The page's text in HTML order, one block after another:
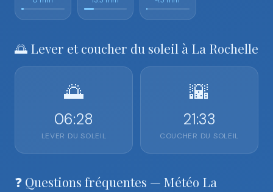
🌅 Lever et coucher du soleil à La Rochelle
🌅
06:28
LEVER DU SOLEIL
🌇
21:33
COUCHER DU SOLEIL
❓ Questions fréquentes — Météo La